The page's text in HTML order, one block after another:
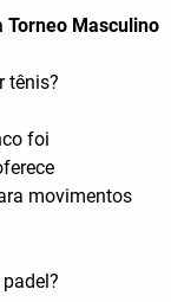
Torneo Masculino
tênis?
foi
movimentos